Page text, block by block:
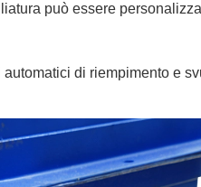
può essere
di riempimento e